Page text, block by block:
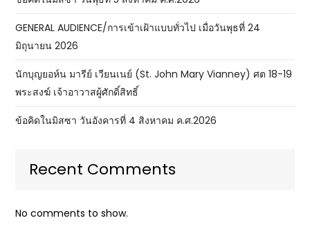
GENERAL AUDIENCE/การเข้าเฝ้าแบบทั่วไป เมื่อวันพุธที่ 24
มิถุนายน 2026
นักบุญยอห์น มารีย์ เวียนเนย์ (St. John Mary Vianney) ศต 18-19
พระสงฆ์ เจ้าอาวาสผู้ศักดิ์สิทธิ์
ข้อคิดในมิสซา วันอังคารที่ 4 สิงหาคม ค.ศ.2026
Recent Comments
No comments to show.